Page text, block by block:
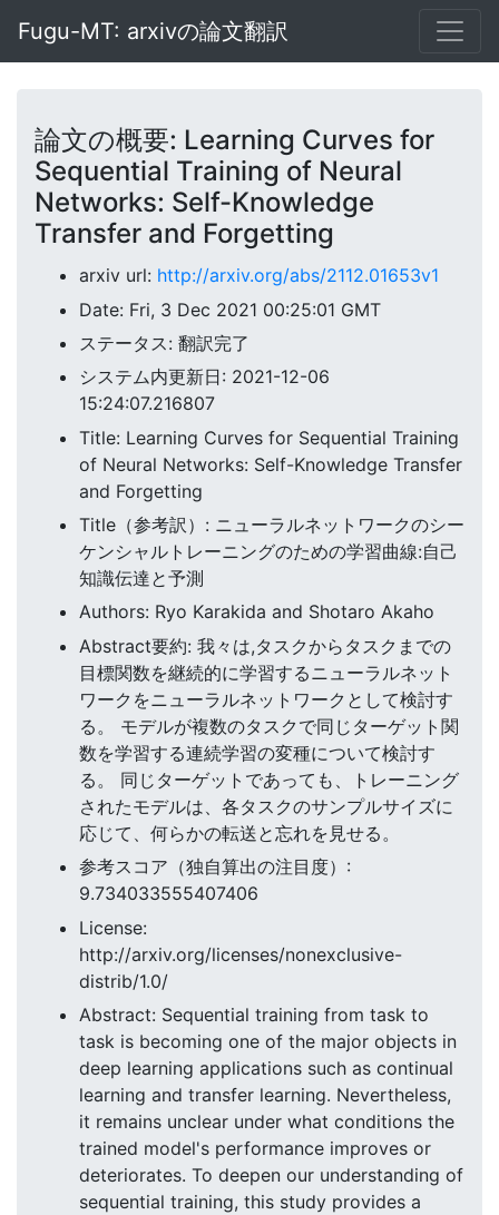
Fugu-MT: arxivの論文翻訳
論文の概要: Learning Curves for
Sequential Training of Neural
Networks: Self-Knowledge
Transfer and Forgetting
arxiv url: http://arxiv.org/abs/2112.01653v1
Date: Fri, 3 Dec 2021 00:25:01 GMT
ステータス: 翻訳完了
システム内更新日: 2021-12-06
15:24:07.216807
Title: Learning Curves for Sequential Training
of Neural Networks: Self-Knowledge Transfer
and Forgetting
Title（参考訳）: ニューラルネットワークのシー
ケンシャルトレーニングのための学習曲線:自己
知識伝達と予測
Authors: Ryo Karakida and Shotaro Akaho
Abstract要約: 我々は,タスクからタスクまでの
目標関数を継続的に学習するニューラルネット
ワークをニューラルネットワークとして検討す
る。 モデルが複数のタスクで同じターゲット関
数を学習する連続学習の変種について検討す
る。 同じターゲットであっても、トレーニング
されたモデルは、各タスクのサンプルサイズに
応じて、何らかの転送と忘れを見せる。
参考スコア（独自算出の注目度）:
9.734033555407406
License:
http://arxiv.org/licenses/nonexclusive-
distrib/1.0/
Abstract: Sequential training from task to
task is becoming one of the major objects in
deep learning applications such as continual
learning and transfer learning. Nevertheless,
it remains unclear under what conditions the
trained model's performance improves or
deteriorates. To deepen our understanding of
sequential training, this study provides a